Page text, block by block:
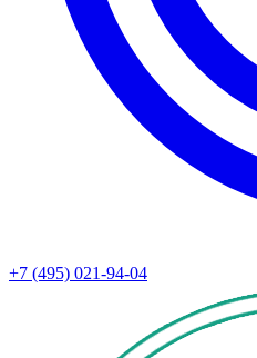
+7 (495) 021-94-04